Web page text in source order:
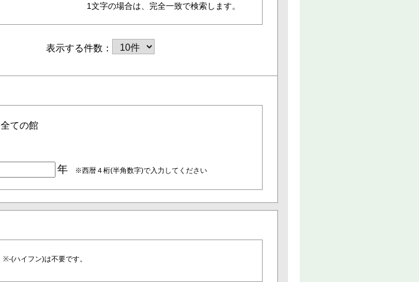
1文字の場合は、完全一致で検索します。
表示する件数：
全ての館
年 ※西暦４桁(半角数字)で入力してください
※-(ハイフン)は不要です。